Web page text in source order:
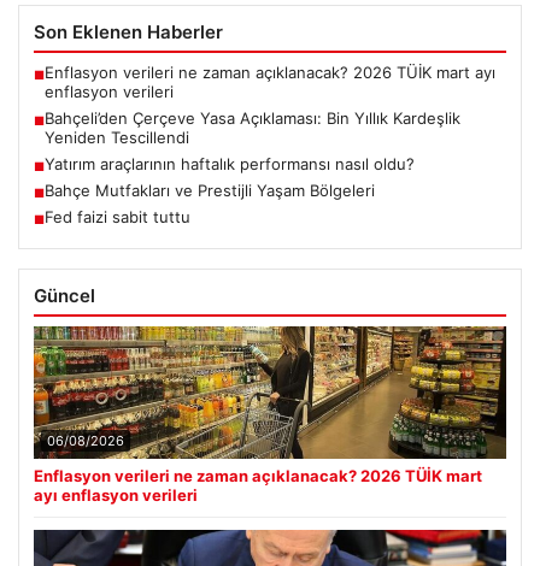
Son Eklenen Haberler
■Enflasyon verileri ne zaman açıklanacak? 2026 TÜİK mart ayı
enflasyon verileri
■Bahçeli’den Çerçeve Yasa Açıklaması: Bin Yıllık Kardeşlik
Yeniden Tescillendi
■Yatırım araçlarının haftalık performansı nasıl oldu?
■Bahçe Mutfakları ve Prestijli Yaşam Bölgeleri
■Fed faizi sabit tuttu
Güncel
06/08/2026
Enflasyon verileri ne zaman açıklanacak? 2026 TÜİK mart
ayı enflasyon verileri